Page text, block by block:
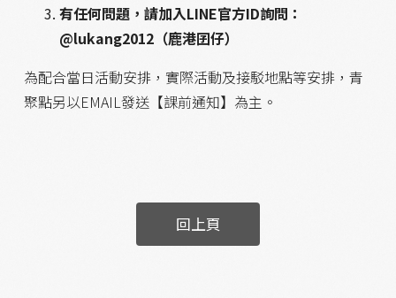
有任何問題，請加入LINE官方ID詢問：
@lukang2012（鹿港囝仔）
為配合當日活動安排，實際活動及接駁地點等安排，青
聚點另以EMAIL發送【課前通知】為主。
回上頁